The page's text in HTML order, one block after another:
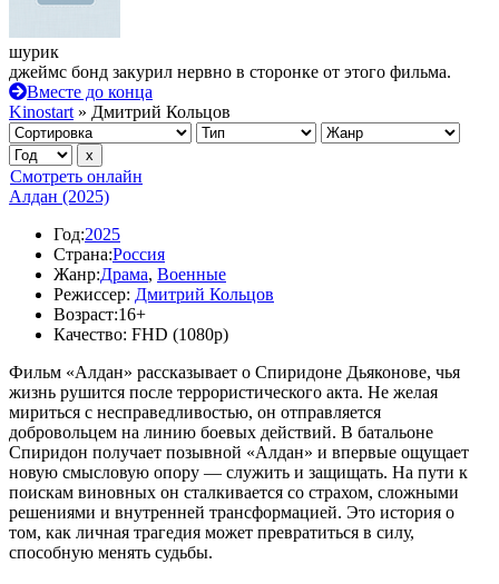
шурик
джеймс бонд закурил нервно в сторонке от этого фильма.
Вместе до конца
Kinostart » Дмитрий Кольцов
Смотреть онлайн
Алдан (2025)
Год:2025
Страна:Россия
Жанр:Драма, Военные
Режиссер: Дмитрий Кольцов
Возраст:16+
Качество: FHD (1080p)
Фильм «Алдан» рассказывает о Спиридоне Дьяконове, чья
жизнь рушится после террористического акта. Не желая
мириться с несправедливостью, он отправляется
добровольцем на линию боевых действий. В батальоне
Спиридон получает позывной «Алдан» и впервые ощущает
новую смысловую опору — служить и защищать. На пути к
поискам виновных он сталкивается со страхом, сложными
решениями и внутренней трансформацией. Это история о
том, как личная трагедия может превратиться в силу,
способную менять судьбы.